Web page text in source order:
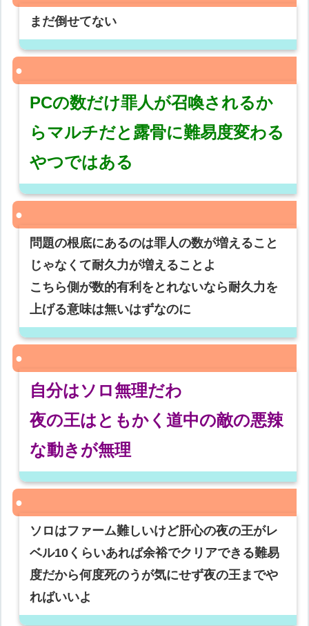
まだ倒せてない
PCの数だけ罪人が召喚されるか
らマルチだと露骨に難易度変わる
やつではある
問題の根底にあるのは罪人の数が増えること
じゃなくて耐久力が増えることよ
こちら側が数的有利をとれないなら耐久力を
上げる意味は無いはずなのに
自分はソロ無理だわ
夜の王はともかく道中の敵の悪辣
な動きが無理
ソロはファーム難しいけど肝心の夜の王がレ
ベル10くらいあれば余裕でクリアできる難易
度だから何度死のうが気にせず夜の王までや
ればいいよ